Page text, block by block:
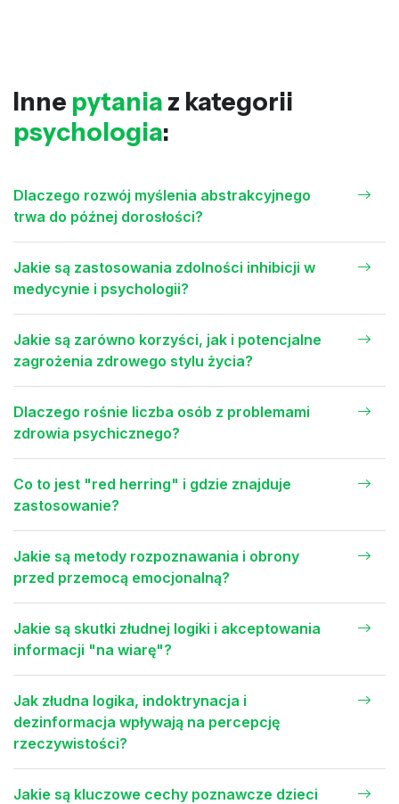
Inne pytania z kategorii
psychologia:
Dlaczego rozwój myślenia abstrakcyjnego
trwa do późnej dorosłości?
Jakie są zastosowania zdolności inhibicji w
medycynie i psychologii?
Jakie są zarówno korzyści, jak i potencjalne
zagrożenia zdrowego stylu życia?
Dlaczego rośnie liczba osób z problemami
zdrowia psychicznego?
Co to jest "red herring" i gdzie znajduje
zastosowanie?
Jakie są metody rozpoznawania i obrony
przed przemocą emocjonalną?
Jakie są skutki złudnej logiki i akceptowania
informacji "na wiarę"?
Jak złudna logika, indoktrynacja i
dezinformacja wpływają na percepcję
rzeczywistości?
Jakie są kluczowe cechy poznawcze dzieci